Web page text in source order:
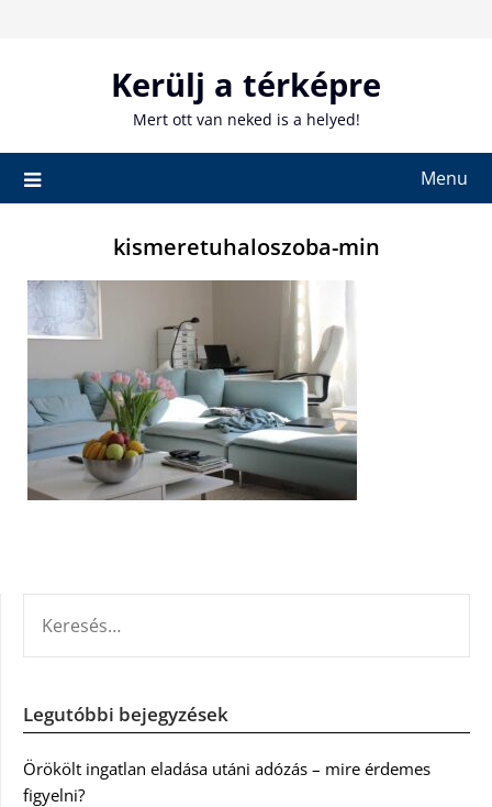
Kerülj a térképre
Mert ott van neked is a helyed!
Menu
kismeretuhaloszoba-min
Legutóbbi bejegyzések
Örökölt ingatlan eladása utáni adózás – mire érdemes
figyelni?